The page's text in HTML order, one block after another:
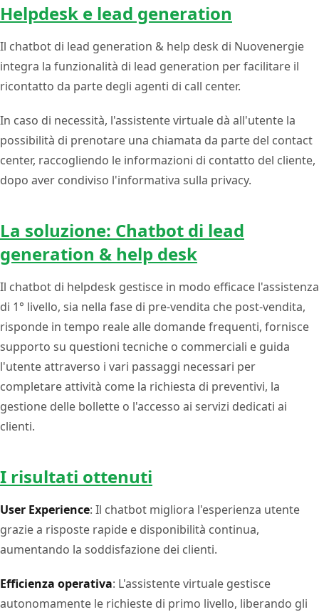
Helpdesk e lead generation
Il chatbot di lead generation & help desk di Nuovenergie
integra la funzionalità di lead generation per facilitare il
ricontatto da parte degli agenti di call center.
In caso di necessità, l'assistente virtuale dà all'utente la
possibilità di prenotare una chiamata da parte del contact
center, raccogliendo le informazioni di contatto del cliente,
dopo aver condiviso l'informativa sulla privacy.
La soluzione: Chatbot di lead
generation & help desk
Il chatbot di helpdesk gestisce in modo efficace l'assistenza
di 1° livello, sia nella fase di pre-vendita che post-vendita,
risponde in tempo reale alle domande frequenti, fornisce
supporto su questioni tecniche o commerciali e guida
l'utente attraverso i vari passaggi necessari per
completare attività come la richiesta di preventivi, la
gestione delle bollette o l'accesso ai servizi dedicati ai
clienti.
I risultati ottenuti
User Experience: Il chatbot migliora l'esperienza utente
grazie a risposte rapide e disponibilità continua,
aumentando la soddisfazione dei clienti.
Efficienza operativa: L'assistente virtuale gestisce
autonomamente le richieste di primo livello, liberando gli